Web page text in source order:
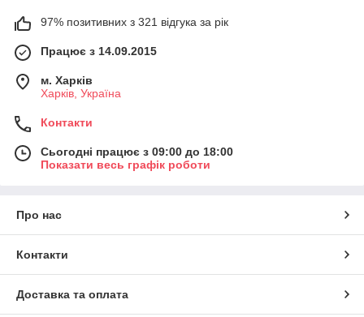
97% позитивних з 321 відгука за рік
Працює з 14.09.2015
м. Харків
Харків, Україна
Контакти
Сьогодні працює з 09:00 до 18:00
Показати весь графік роботи
Про нас
Контакти
Доставка та оплата